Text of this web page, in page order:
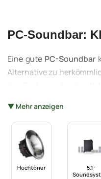
PC-Soundbar:
Eine gute PC-Soundbar
Alternative zu
Sie beim Vergleich von
▼ Mehr anzeigen
Hochtöner
5.1-